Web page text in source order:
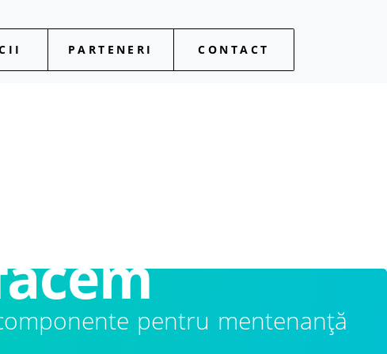
PARTENERI CONTACT
pentru mentenanță